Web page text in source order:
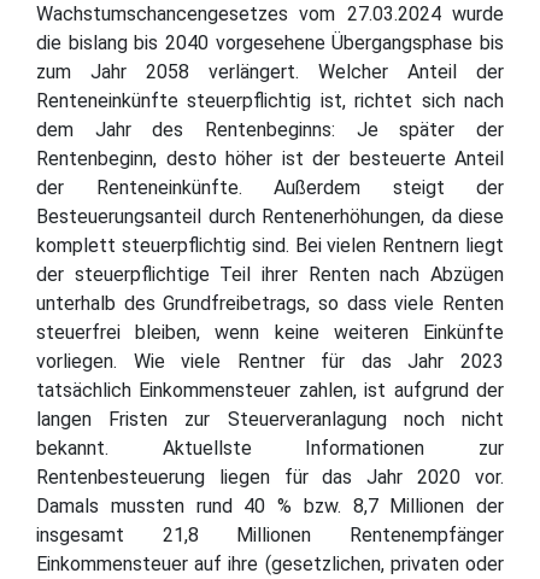
Wachstumschancengesetzes vom 27.03.2024 wurde
die bislang bis 2040 vorgesehene Übergangsphase bis
zum Jahr 2058 verlängert. Welcher Anteil der
Renteneinkünfte steuerpflichtig ist, richtet sich nach
dem Jahr des Rentenbeginns: Je später der
Rentenbeginn, desto höher ist der besteuerte Anteil
der Renteneinkünfte. Außerdem steigt der
Besteuerungsanteil durch Rentenerhöhungen, da diese
komplett steuerpflichtig sind. Bei vielen Rentnern liegt
der steuerpflichtige Teil ihrer Renten nach Abzügen
unterhalb des Grundfreibetrags, so dass viele Renten
steuerfrei bleiben, wenn keine weiteren Einkünfte
vorliegen. Wie viele Rentner für das Jahr 2023
tatsächlich Einkommensteuer zahlen, ist aufgrund der
langen Fristen zur Steuerveranlagung noch nicht
bekannt. Aktuellste Informationen zur
Rentenbesteuerung liegen für das Jahr 2020 vor.
Damals mussten rund 40 % bzw. 8,7 Millionen der
insgesamt 21,8 Millionen Rentenempfänger
Einkommensteuer auf ihre (gesetzlichen, privaten oder